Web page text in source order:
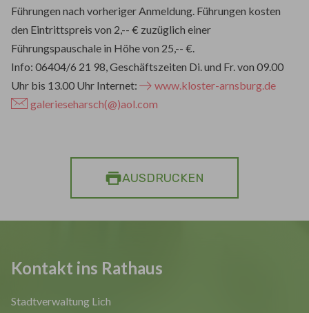
Führungen nach vorheriger Anmeldung. Führungen kosten
den Eintrittspreis von 2,-- € zuzüglich einer
Führungspauschale in Höhe von 25,-- €.
Info: 06404/6 21 98, Geschäftszeiten Di. und Fr. von 09.00
Uhr bis 13.00 Uhr Internet:
www.kloster-arnsburg.de
galerieseharsch(@)aol.com
AUSDRUCKEN
Kontakt ins Rathaus
Stadtverwaltung Lich